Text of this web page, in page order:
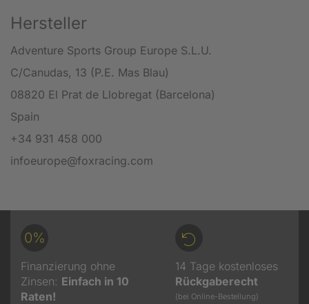
Hersteller
Adventure Sports Group Europe S.L.U.
C/Canudas, 13 (P.E. Mas Blau)
08820 El Prat de Llobregat (Barcelona)
Spain
+34 931 458 000
infoeurope@foxracing.com
0%
Finanzierung ohne
Zinsen: Einfach in 10
Raten!
14 Tage kostenloses
Rückgaberecht
(bei Online-Bestellung)